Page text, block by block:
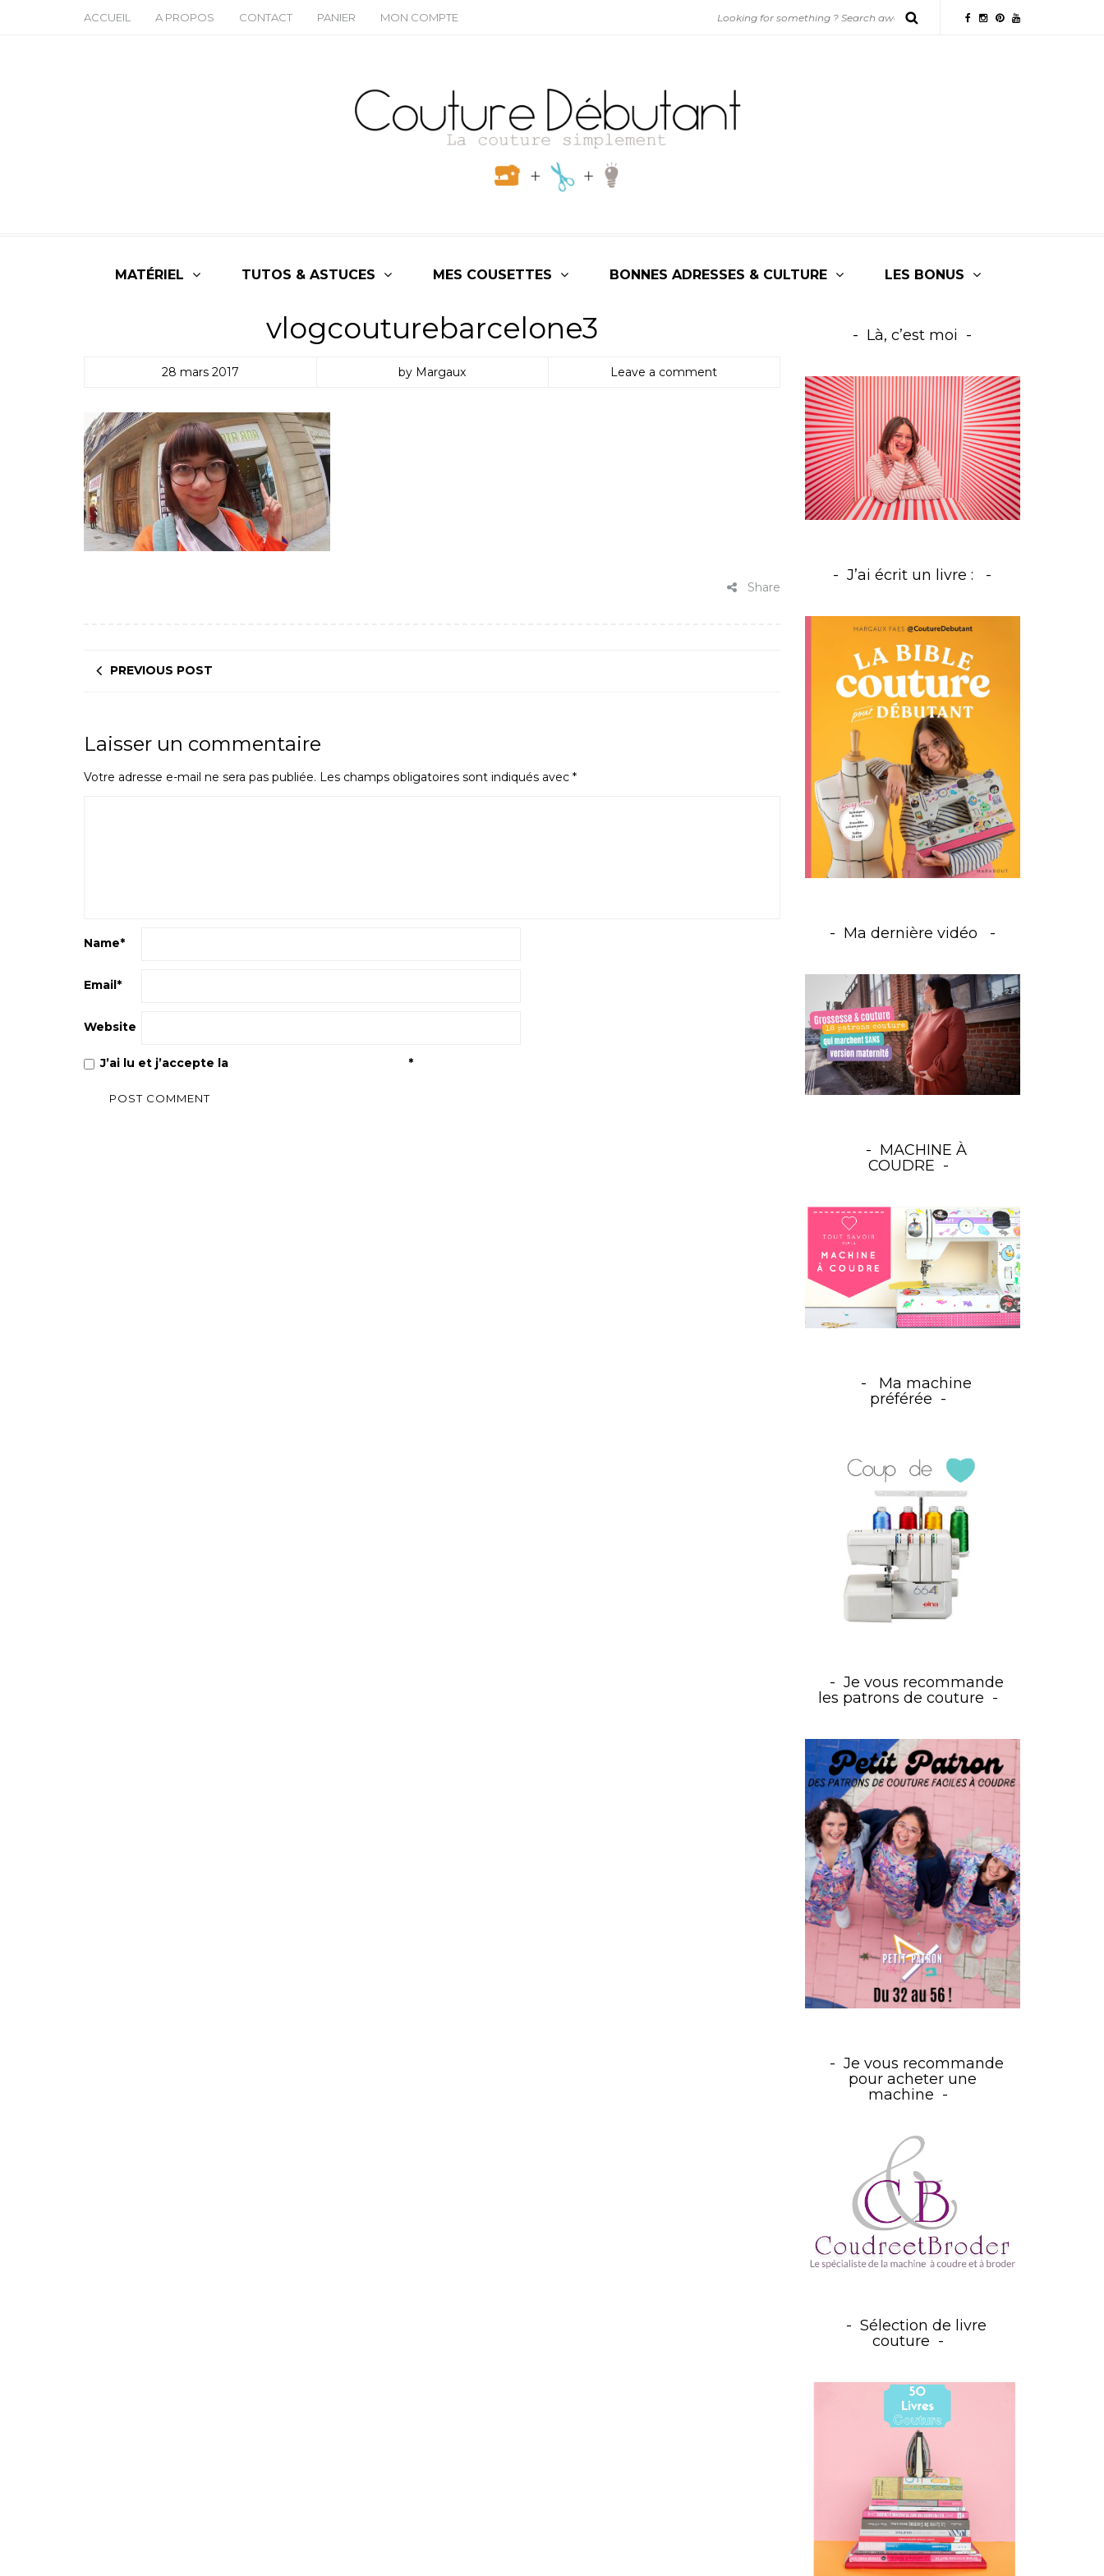
ACCUEIL A PROPOS CONTACT PANIER MON COMPTE
MATÉRIEL TUTOS & ASTUCES MES COUSETTES BONNES ADRESSES & CULTURE LES BONUS
vlogcouturebarcelone3
28 mars 2017 by Margaux Leave a comment
Share
PREVIOUS POST
Laisser un commentaire
Votre adresse e-mail ne sera pas publiée. Les champs obligatoires sont indiqués avec *
Name*
Email*
Website
J’ai lu et j’accepte la *
Là, c’est moi
J’ai écrit un livre :
Ma dernière vidéo
MACHINE À
COUDRE
Ma machine
préférée
Je vous recommande
les patrons de couture
Je vous recommande
pour acheter une
machine
Sélection de livre
couture